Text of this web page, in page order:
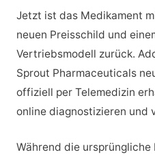
Jetzt ist das Medikament
neuen Preisschild und
Vertriebsmodell zurück.
Sprout Pharmaceuticals
offiziell per Telemedizin
online diagnostizieren und
Während die